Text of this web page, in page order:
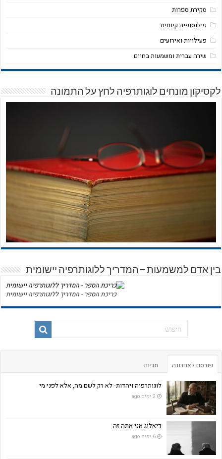
סקירת ספרות
פילוסופיה קיומית
פעילויות ואירועים
שירה עברית ומשמעות בחיים
לקסיקון מונחים לוגותרפיה לחץ על התמונה
בין אדם למשמעות – המדריך ללוגותרפיה יישומית
כריכת הספר - המדריך ללוגותרפיה יישומית
פורסם לאחרונה תגיות
לוגותרפיה ויהדות- לא רק לשם מה, אלא לפני מי
2 ימים ago
דיאלוג אני אתה זה
6 ימים ago